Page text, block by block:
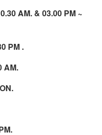
AM. & 03.00 PM ~
PM .
AM.